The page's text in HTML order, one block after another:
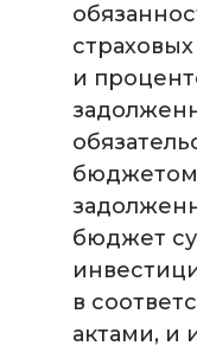
и
бюджет
в
актами, и